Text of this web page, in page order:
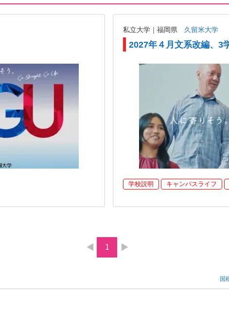
私立大学｜福岡県 久留米大学
2027年４月文系改編、3
学校説明 キャンパスライフ
1
国